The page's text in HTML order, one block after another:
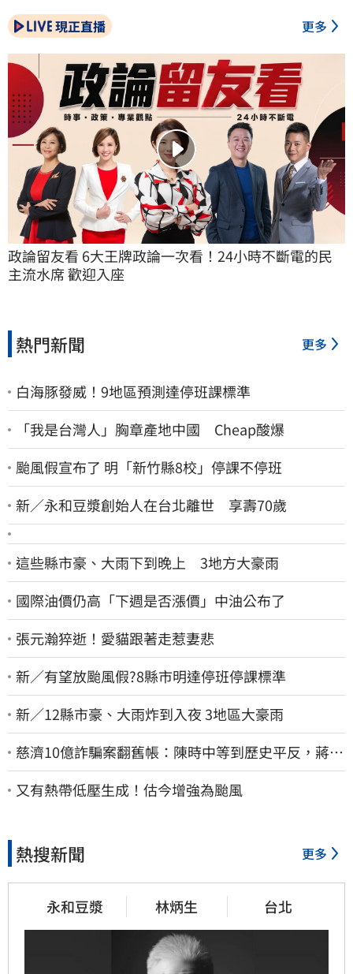
現正直播 更多
政論留友看 6大王牌政論一次看！24小時不斷電的民
主流水席 歡迎入座
熱門新聞 更多
白海豚發威！9地區預測達停班課標準
「我是台灣人」胸章產地中國 Cheap酸爆
颱風假宣布了 明「新竹縣8校」停課不停班
新／永和豆漿創始人在台北離世 享壽70歲
這些縣市豪、大雨下到晚上 3地方大豪雨
國際油價仍高「下週是否漲價」中油公布了
張元瀚猝逝！愛貓跟著走惹妻悲
新／有望放颱風假?8縣市明達停班停課標準
新／12縣市豪、大雨炸到入夜 3地區大豪雨
慈濟10億詐騙案翻舊帳：陳時中等到歷史平反，蔣萬
安償還2022政治利息
又有熱帶低壓生成！估今增強為颱風
熱搜新聞 更多
永和豆漿 林炳生 台北